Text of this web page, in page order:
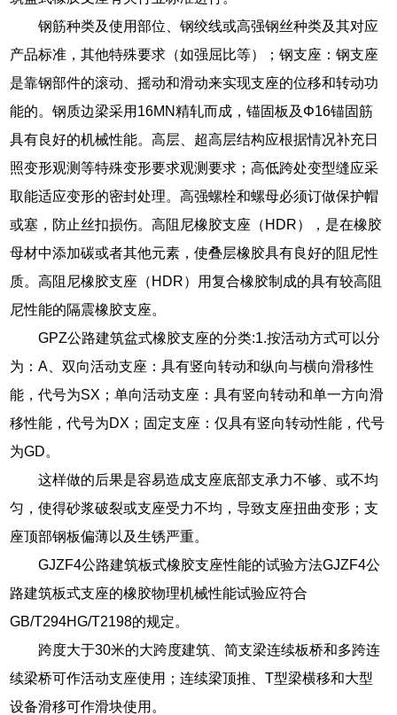
钢筋种类及使用部位、钢绞线或高强钢丝种类及其对应
产品标准，其他特殊要求（如强屈比等）；钢支座：钢支座
是靠钢部件的滚动、摇动和滑动来实现支座的位移和转动功
能的。钢质边梁采用16MN精轧而成，锚固板及Φ16锚固筋
具有良好的机械性能。高层、超高层结构应根据情况补充日
照变形观测等特殊变形要求观测要求；高低跨处变型缝应采
取能适应变形的密封处理。高强螺栓和螺母必须订做保护帽
或塞，防止丝扣损伤。高阻尼橡胶支座（HDR），是在橡胶
母材中添加碳或者其他元素，使叠层橡胶具有良好的阻尼性
质。高阻尼橡胶支座（HDR）用复合橡胶制成的具有较高阻
尼性能的隔震橡胶支座。
GPZ公路建筑盆式橡胶支座的分类:1.按活动方式可以分
为：A、双向活动支座：具有竖向转动和纵向与横向滑移性
能，代号为SX；单向活动支座：具有竖向转动和单一方向滑
移性能，代号为DX；固定支座：仅具有竖向转动性能，代号
为GD。
这样做的后果是容易造成支座底部支承力不够、或不均
匀，使得砂浆破裂或支座受力不均，导致支座扭曲变形；支
座顶部钢板偏薄以及生锈严重。
GJZF4公路建筑板式橡胶支座性能的试验方法GJZF4公
路建筑板式支座的橡胶物理机械性能试验应符合
GB/T294HG/T2198的规定。
跨度大于30米的大跨度建筑、简支梁连续板桥和多跨连
续梁桥可作活动支座使用；连续梁顶推、T型梁横移和大型
设备滑移可作滑块使用。